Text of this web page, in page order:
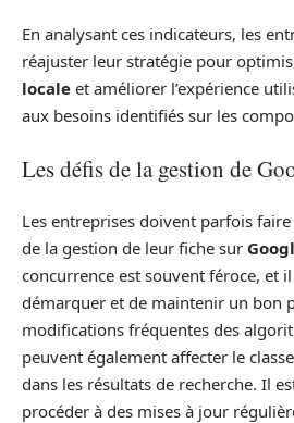
En analysant ces indicateurs, les
réajuster leur stratégie pour
locale et améliorer l’expérience
aux besoins identifiés sur les
Les défis de la gestion de
Les entreprises doivent parfois
de la gestion de leur fiche sur
concurrence est souvent féroce, et
démarquer et de maintenir un bon
modifications fréquentes des
peuvent également affecter le
dans les résultats de recherche. Il
procéder à des mises à jour